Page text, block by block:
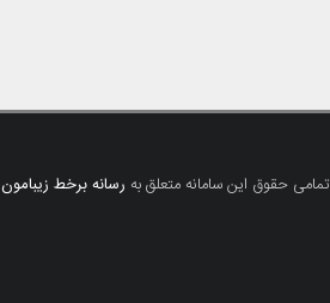
تمامی حقوق این سامانه متعلق به رسانه برخط زیبامون